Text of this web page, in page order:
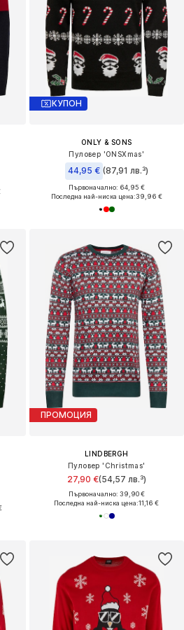
КУПОН
ONLY & SONS
Пуловер 'ONSXmas'
44,95 € (87,91 лв.³)
Първоначално: 64,95 €
Последна най-ниска цена:39,96 €
ПРОМОЦИЯ
LINDBERGH
Пуловер 'Christmas'
27,90 €(54,57 лв.³)
Първоначално: 39,90 €
Последна най-ниска цена:11,16 €